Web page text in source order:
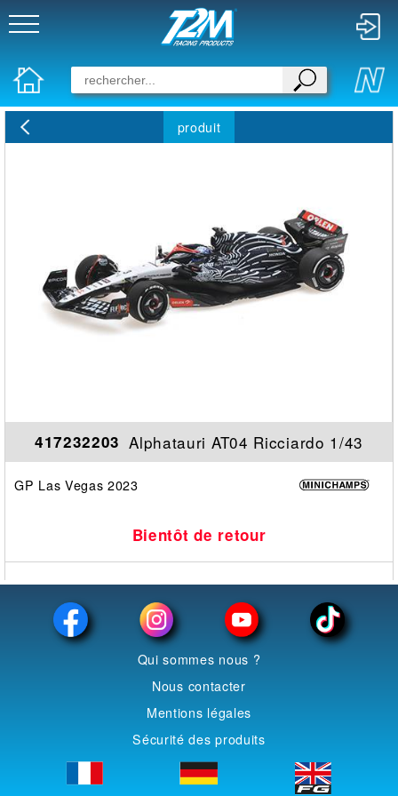
produit
417232203 Alphatauri AT04 Ricciardo 1/43
GP Las Vegas 2023
Bientôt de retour
Qui sommes nous ?
Nous contacter
Mentions légales
Sécurité des produits